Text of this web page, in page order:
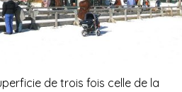
de trois fois celle de la